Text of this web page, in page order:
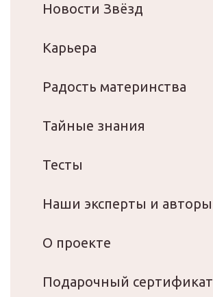
Новости Звёзд
Карьера
Радость материнства
Тайные знания
Тесты
Наши эксперты и авторы
О проекте
Подарочный сертификат